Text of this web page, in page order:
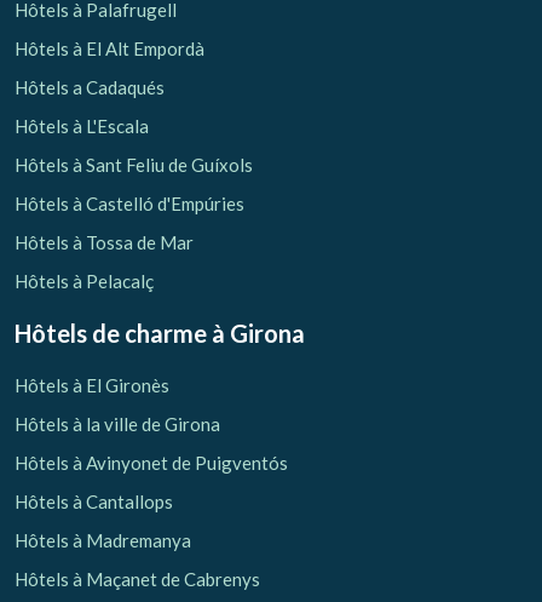
Hôtels à Palafrugell
Hôtels à El Alt Empordà
Hôtels a Cadaqués
Hôtels à L'Escala
Hôtels à Sant Feliu de Guíxols
Hôtels à Castelló d'Empúries
Hôtels à Tossa de Mar
Hôtels à Pelacalç
Hôtels de charme à Girona
Hôtels à El Gironès
Hôtels à la ville de Girona
Hôtels à Avinyonet de Puigventós
Hôtels à Cantallops
Hôtels à Madremanya
Hôtels à Maçanet de Cabrenys